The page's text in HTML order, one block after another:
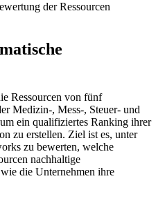
der Ressourcen
Ressourcen von fünf
Medizin-, Mess-, Steuer- und
ein qualifiziertes Ranking ihrer
zu erstellen. Ziel ist es, unter
zu bewerten, welche
nachhaltige
die Unternehmen ihre